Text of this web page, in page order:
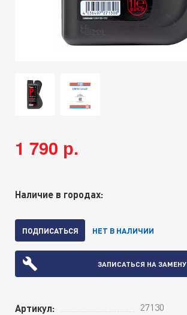
1 790 р.
Наличие в городах:
ПОДПИСАТЬСЯ НЕТ В НАЛИЧИИ
ЗАПИСАТЬСЯ НА ЗАМЕНУ
Артикул: 27130